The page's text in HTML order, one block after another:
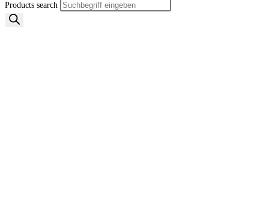
Products search